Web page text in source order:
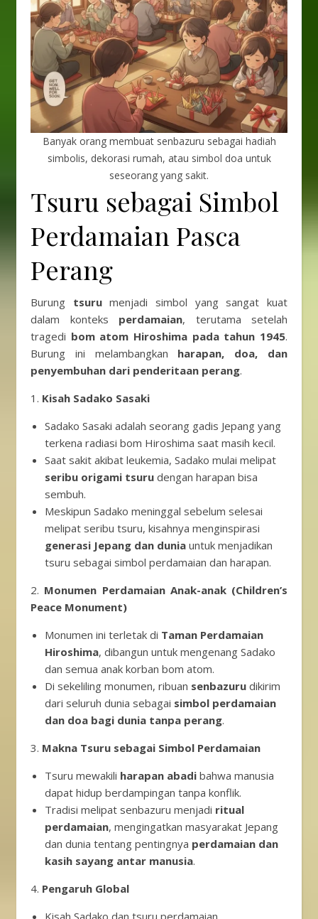
Banyak orang membuat senbazuru sebagai hadiah
simbolis, dekorasi rumah, atau simbol doa untuk
seseorang yang sakit.
Tsuru sebagai Simbol
Perdamaian Pasca
Perang
Burung tsurumenjadi simbol yang sangat kuat
dalam konteks perdamaian, terutama setelah
tragedi bom atom Hiroshima pada tahun 1945.
Burung ini melambangkan harapan, doa, dan
penyembuhan dari penderitaan perang.
1. Kisah Sadako Sasaki
Sadako Sasaki adalah seorang gadis Jepang yang
terkena radiasi bom Hiroshima saat masih kecil.
Saat sakit akibat leukemia, Sadako mulai melipat
seribu origami tsuru dengan harapan bisa
sembuh.
Meskipun Sadako meninggal sebelum selesai
melipat seribu tsuru, kisahnya menginspirasi
generasi Jepang dan dunia untuk menjadikan
tsuru sebagai simbol perdamaian dan harapan.
2. Monumen Perdamaian Anak-anak (Children’s
Peace Monument)
Monumen ini terletak di Taman Perdamaian
Hiroshima, dibangun untuk mengenang Sadako
dan semua anak korban bom atom.
Di sekeliling monumen, ribuan senbazuru dikirim
dari seluruh dunia sebagai simbol perdamaian
dan doa bagi dunia tanpa perang.
3. Makna Tsuru sebagai Simbol Perdamaian
Tsuru mewakili harapan abadi bahwa manusia
dapat hidup berdampingan tanpa konflik.
Tradisi melipat senbazuru menjadi ritual
perdamaian, mengingatkan masyarakat Jepang
dan dunia tentang pentingnya perdamaian dan
kasih sayang antar manusia.
4. Pengaruh Global
Kisah Sadako dan tsuru perdamaian